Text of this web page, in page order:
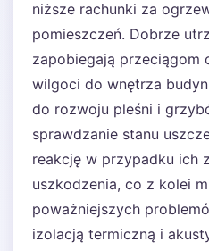
niższe rachunki za
pomieszczeń. Dobrze
zapobiegają przeciągom
wilgoci do wnętrza
do rozwoju pleśni i
sprawdzanie stanu
reakcję w przypadku ich
uszkodzenia, co z kolei
poważniejszych
izolacją termiczną i